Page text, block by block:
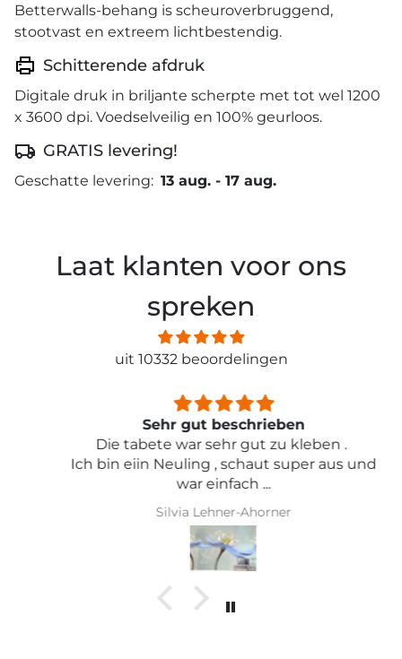
Betterwalls-behang is scheuroverbruggend,
stootvast en extreem lichtbestendig.
Schitterende afdruk
Digitale druk in briljante scherpte met tot wel 1200
x 3600 dpi. Voedselveilig en 100% geurloos.
GRATIS levering!
Geschatte levering: 13 aug. - 17 aug.
Laat klanten voor ons
spreken
uit 10332 beoordelingen
Sehr gut beschrieben
Die tabete war sehr gut zu kleben .
Ich bin eiin Neuling , schaut super aus und
war einfach ...
Silvia Lehner-Ahorner